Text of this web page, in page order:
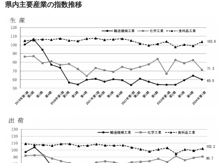
県内主要産業の指数推移